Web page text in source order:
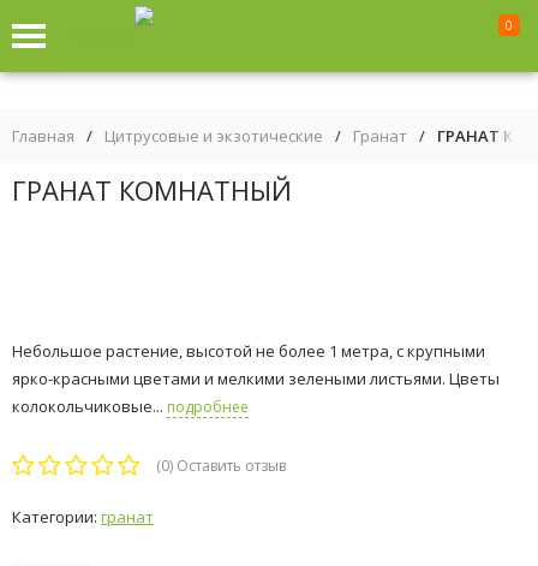
0
Главная / Цитрусовые и экзотические / Гранат / ГРАНАТ
ГРАНАТ КОМНАТНЫЙ
Небольшое растение, высотой не более 1 метра, с крупными
ярко-красными цветами и мелкими зелеными листьями. Цветы
колокольчиковые... подробнее
(0) Оставить отзыв
Категории: гранат